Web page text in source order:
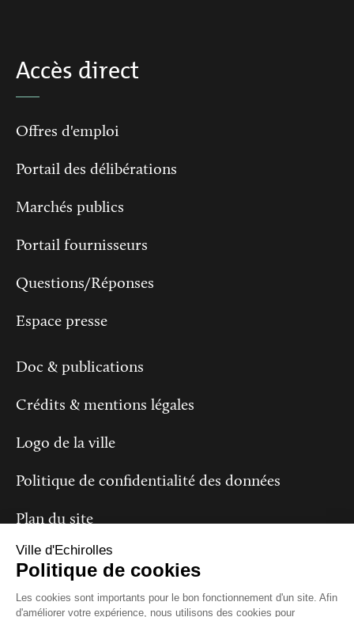
Accès direct
Offres d'emploi
Portail des délibérations
Marchés publics
Portail fournisseurs
Questions/Réponses
Espace presse
Doc & publications
Crédits & mentions légales
Logo de la ville
Politique de confidentialité des données
Plan du site
Suivez-nous
Ville d'Echirolles
Politique de cookies
Les cookies sont importants pour le bon fonctionnement d'un site. Afin
d'améliorer votre expérience, nous utilisons des cookies pour